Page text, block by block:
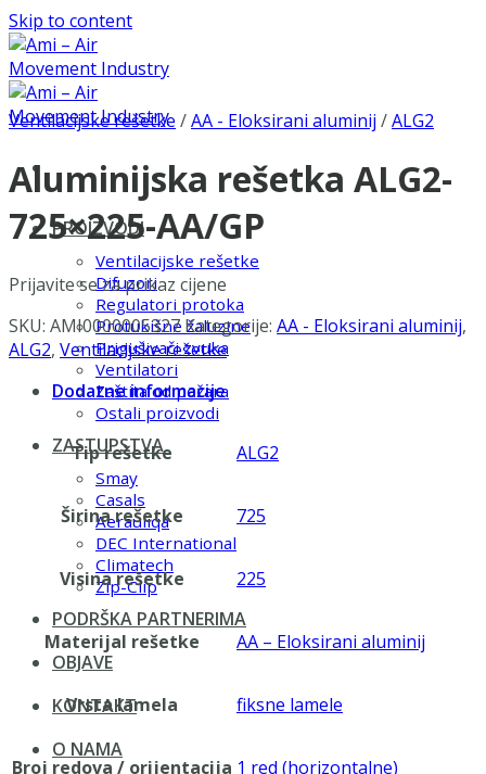
Skip to content
PROIZVODI
Ventilacijske rešetke
Difuzori
Regulatori protoka
Protukišne žaluzine
Prigušivači zvuka
Ventilatori
Zaštita od požara
Ostali proizvodi
ZASTUPSTVA
Smay
Casals
Aerauliqa
DEC International
Climatech
Zip-Clip
PODRŠKA PARTNERIMA
OBJAVE
KONTAKT
O NAMA
Ventilacijske rešetke /AA - Eloksirani aluminij /ALG2
Aluminijska rešetka ALG2-
725×225-AA/GP
Prijavite se za prikaz cijene
SKU: AMI0000005327 Kategorije: AA - Eloksirani aluminij,
ALG2, Ventilacijske rešetke
Dodatne informacije
Tip rešetke ALG2
Širina rešetke 725
Visina rešetke 225
Materijal rešetke AA – Eloksirani aluminij
Vrsta lamela fiksne lamele
Broj redova / orijentacija 1 red (horizontalne)